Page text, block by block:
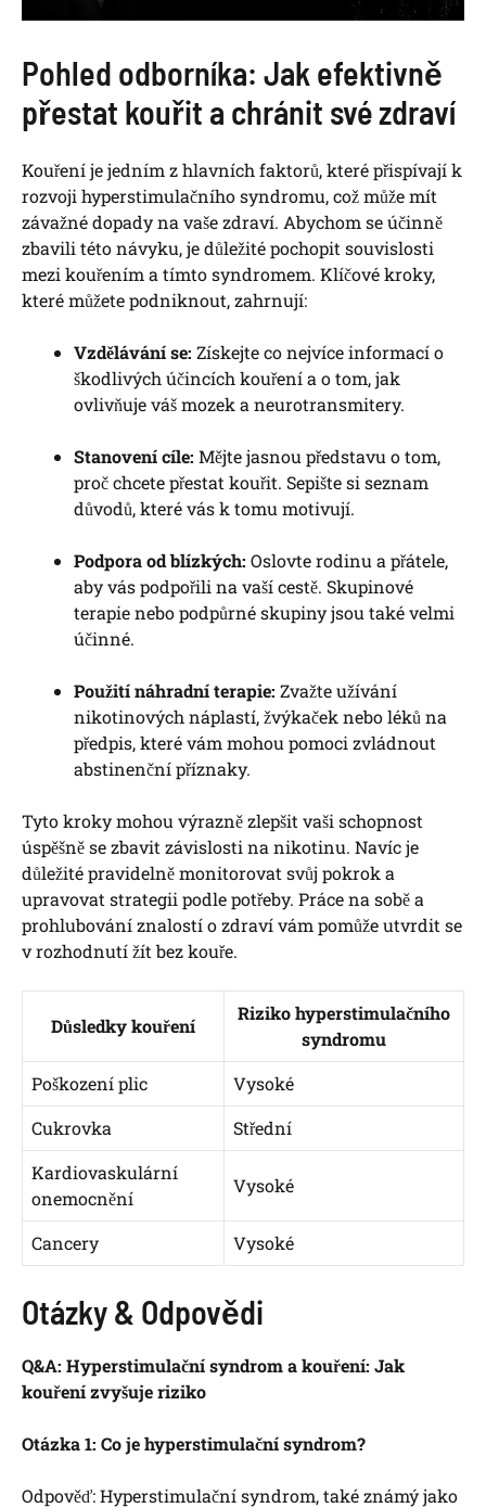
Pohled odborníka: Jak efektivně
přestat kouřit a chránit své zdraví
Kouření je jedním z hlavních faktorů, které přispívají k
rozvoji hyperstimulačního syndromu, což může mít
závažné dopady na vaše zdraví. Abychom se účinně
zbavili této návyku, je důležité pochopit souvislosti
mezi kouřením a tímto syndromem. Klíčové kroky,
které můžete podniknout, zahrnují:
Vzdělávání se: Získejte co nejvíce informací o
škodlivých účincích kouření a o tom, jak
ovlivňuje váš mozek a neurotransmitery.
Stanovení cíle: Mějte jasnou představu o tom,
proč chcete přestat kouřit. Sepište si seznam
důvodů, které vás k tomu motivují.
Podpora od blízkých: Oslovte rodinu a přátele,
aby vás podpořili na vaší cestě. Skupinové
terapie nebo podpůrné skupiny jsou také velmi
účinné.
Použití náhradní terapie: Zvažte užívání
nikotinových náplastí, žvýkaček nebo léků na
předpis, které vám mohou pomoci zvládnout
abstinenční příznaky.
Tyto kroky mohou výrazně zlepšit vaši schopnost
úspěšně se zbavit závislosti na nikotinu. Navíc je
důležité pravidelně monitorovat svůj pokrok a
upravovat strategii podle potřeby. Práce na sobě a
prohlubování znalostí o zdraví vám pomůže utvrdit se
v rozhodnutí žít bez kouře.
Důsledky kouření
Riziko hyperstimulačního
syndromu
Poškození plic
Vysoké
Cukrovka
Střední
Kardiovaskulární
onemocnění
Vysoké
Cancery Vysoké
Otázky & Odpovědi
Q&A: Hyperstimulační syndrom a kouření: Jak
kouření zvyšuje riziko
Otázka 1: Co je hyperstimulační syndrom?
Odpověď: Hyperstimulační syndrom, také známý jako